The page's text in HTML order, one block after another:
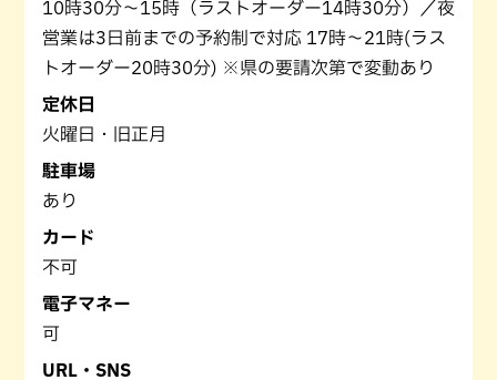
10時30分～15時（ラストオーダー14時30分）／夜
営業は3日前までの予約制で対応 17時～21時(ラス
トオーダー20時30分) ※県の要請次第で変動あり
定休日
火曜日・旧正月
駐車場
あり
カード
不可
電子マネー
可
URL・SNS